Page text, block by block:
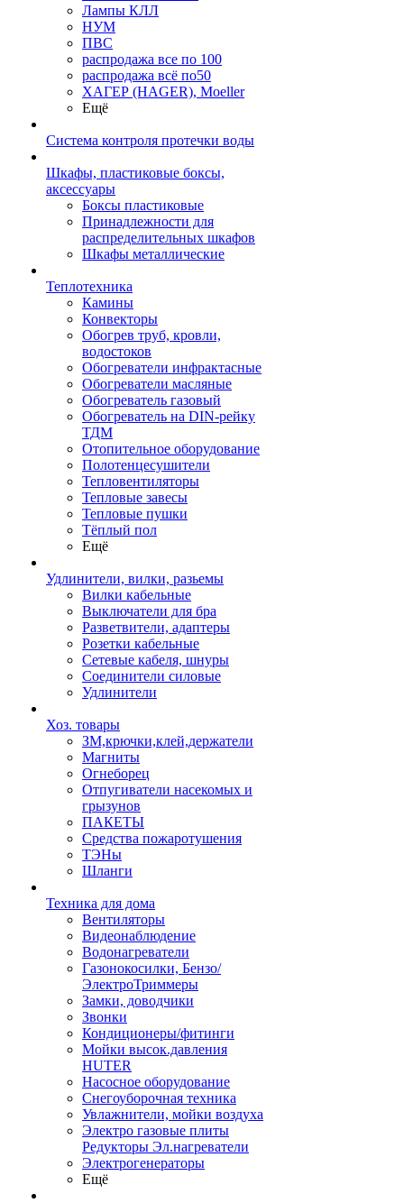
Лампы КЛЛ
НУМ
ПВС
распродажа все по 100
распродажа всё по50
ХАГЕР (HAGER), Moeller
Ещё
Система контроля протечки воды
Шкафы, пластиковые боксы,
аксессуары
Боксы пластиковые
Принадлежности для
распределительных шкафов
Шкафы металлические
Теплотехника
Камины
Конвекторы
Обогрев труб, кровли,
водостоков
Обогреватели инфрактасные
Обогреватели масляные
Обогреватель газовый
Обогреватель на DIN-рейку
ТДМ
Отопительное оборудование
Полотенцесушители
Тепловентиляторы
Тепловые завесы
Тепловые пушки
Тёплый пол
Ещё
Удлинители, вилки, разьемы
Вилки кабельные
Выключатели для бра
Разветвители, адаптеры
Розетки кабельные
Сетевые кабеля, шнуры
Соединители силовые
Удлинители
Хоз. товары
ЗМ,крючки,клей,держатели
Магниты
Огнеборец
Отпугиватели насекомых и
грызунов
ПАКЕТЫ
Средства пожаротушения
ТЭНы
Шланги
Техника для дома
Вентиляторы
Видеонаблюдение
Водонагреватели
Газонокосилки, Бензо/
ЭлектроТриммеры
Замки, доводчики
Звонки
Кондиционеры/фитинги
Мойки высок.давления
HUTER
Насосное оборудование
Снегоуборочная техника
Увлажнители, мойки воздуха
Электро газовые плиты
Редукторы Эл.нагреватели
Электрогенераторы
Ещё